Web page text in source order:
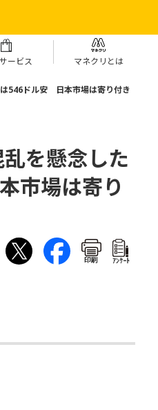
ービス マネクリとは
546ドル安 日本市場は寄り付き
を懸念した
市場は寄り
印刷 ｱﾝｹｰﾄ